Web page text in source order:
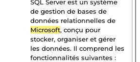
SQL Server est un système
de gestion de bases de
données relationnelles de
Microsoft, conçu pour
stocker, organiser et gérer
les données. Il comprend les
fonctionnalités suivantes :